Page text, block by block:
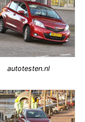
autotesten.nl